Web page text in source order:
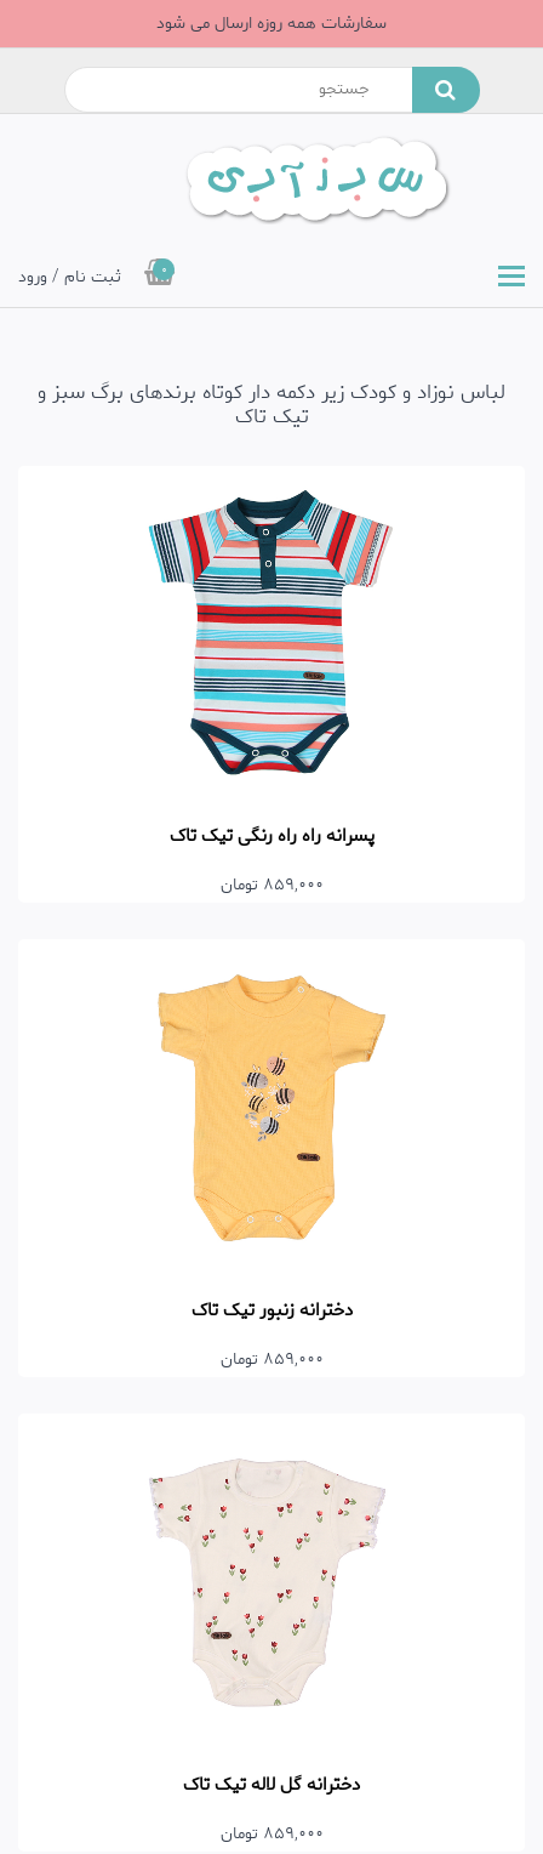
سفارشات همه روزه ارسال می شود
0 ثبت نام / ورود
لباس نوزاد و کودک زیر دکمه دار کوتاه برندهای برگ سبز و
تیک تاک
پسرانه راه راه رنگی تیک تاک
859,000 تومان
دخترانه زنبور تیک تاک
859,000 تومان
دخترانه گل لاله تیک تاک
859,000 تومان